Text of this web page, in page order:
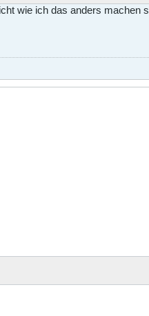
wie ich das anders machen